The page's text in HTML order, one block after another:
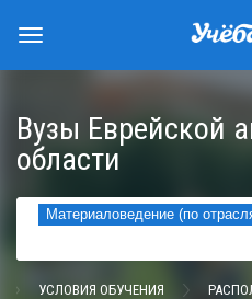
Вузы Еврейской
области
Материаловедение (по
УСЛОВИЯ ОБУЧЕНИЯ